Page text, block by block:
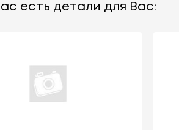
есть детали для Вас: